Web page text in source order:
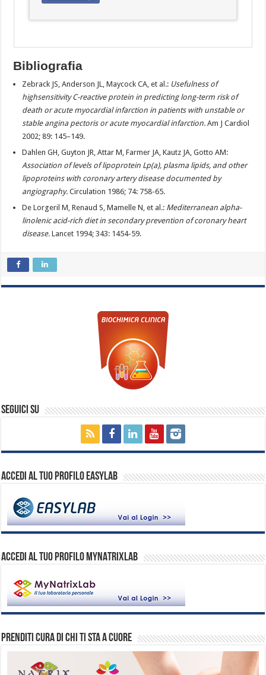
Bibliografia
Zebrack JS, Anderson JL, Maycock CA, et al.: Usefulness of
highsensitivity C-reactive protein in predicting long-term risk of
death or acute myocardial infarction in patients with unstable or
stable angina pectoris or acute myocardial infarction.Am J Cardiol
2002; 89: 145–149.
Dahlen GH, Guyton JR, Attar M, Farmer JA, Kautz JA, Gotto AM:
Association of levels of lipoprotein Lp(a), plasma lipids, and other
lipoproteins with coronary artery disease documented by
angiography.Circulation 1986; 74: 758-65.
De Lorgeril M, Renaud S, Mamelle N, et al.: Mediterranean alpha-
linolenic acid-rich diet in secondary prevention of coronary heart
disease.Lancet 1994; 343: 1454-59.
Seguici su
Accedi al tuo profilo EasyLab
ACCEDI AL TUO PROFILO MYNATRIXLAB
Prenditi cura di chi ti sta a cuore